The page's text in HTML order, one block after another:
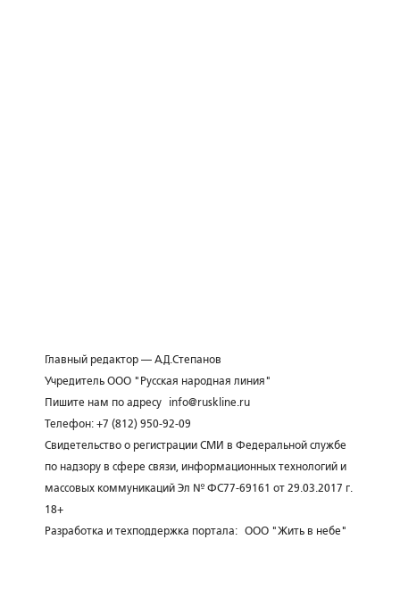
Главный редактор — А.Д.Степанов
Учредитель ООО "Русская народная линия"
Пишите нам по адресу
info@ruskline.ru
Телефон: +7 (812) 950-92-09
Свидетельство о регистрации СМИ в Федеральной службе
по надзору в сфере связи, информационных технологий и
массовых коммуникаций Эл № ФС77-69161 от 29.03.2017 г.
18+
Разработка и техподдержка портала: ООО "Жить в небе"